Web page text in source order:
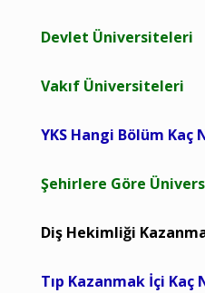
Devlet Üniversiteleri
Vakıf Üniversiteleri
YKS Hangi Bölüm Kaç
Şehirlere Göre
Diş Hekimliği
Tıp Kazanmak İçi Kaç